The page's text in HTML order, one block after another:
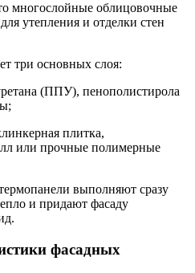
многослойные облицовочные
утепления и отделки стен
три основных слоя:
(ППУ), пенополистирола
плитка,
или прочные полимерные
выполняют сразу
и придают фасаду
фасадных